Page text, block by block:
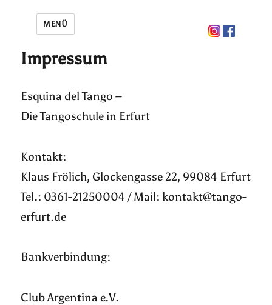
MENÜ
Impressum
Esquina del Tango –
Die Tangoschule in Erfurt
Kontakt:
Klaus Frölich, Glockengasse 22, 99084 Erfurt
Tel.: 0361-21250004 / Mail: kontakt@tango-
erfurt.de
Bankverbindung:
Club Argentina e.V.